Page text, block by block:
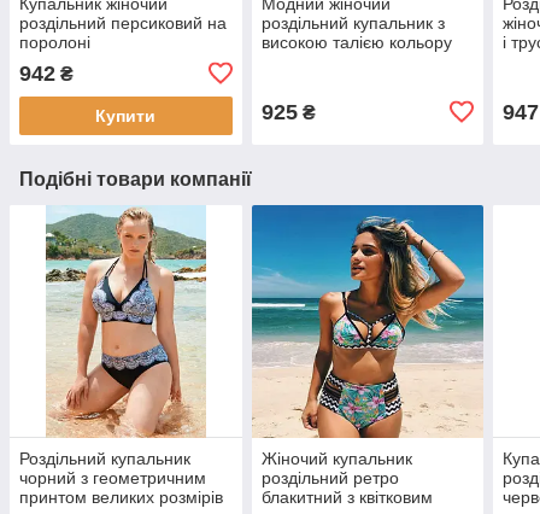
роздільний персиковий на
поролоні
942 ₴
Купити
роздільний купальник з
високою талією кольору
925₴
і
947
Подібні товари компанії
Роздільний купальник
чорний з геометричним
принтом великих розмірів
Жіночий купальник
роздільний ретро
блакитний з квітковим